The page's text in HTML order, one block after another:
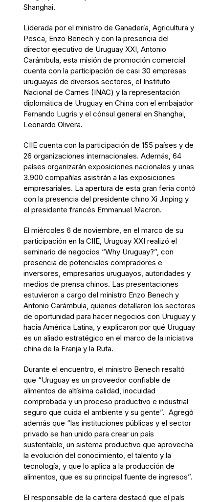
Shanghai.
Liderada por el ministro de Ganadería, Agricultura y
Pesca, Enzo Benech y con la presencia del
director ejecutivo de Uruguay XXI, Antonio
Carámbula, esta misión de promoción comercial
cuenta con la participación de casi 30 empresas
uruguayas de diversos sectores, el Instituto
Nacional de Carnes (INAC) y la representación
diplomática de Uruguay en China con el embajador
Fernando Lugris y el cónsul general en Shanghai,
Leonardo Olivera.
CIIE cuenta con la participación de 155 países y de
26 organizaciones internacionales. Además, 64
países organizarán exposiciones nacionales y unas
3.900 compañías asistirán a las exposiciones
empresariales. La apertura de esta gran feria contó
con la presencia del presidente chino Xi Jinping y
el presidente francés Emmanuel Macron.
El miércoles 6 de noviembre, en el marco de su
participación en la CIIE, Uruguay XXI realizó el
seminario de negocios “Why Uruguay?”, con
presencia de potenciales compradores e
inversores, empresarios uruguayos, autoridades y
medios de prensa chinos. Las presentaciones
estuvieron a cargo del ministro Enzo Benech y
Antonio Carámbula, quienes detallaron los sectores
de oportunidad para hacer negocios con Uruguay y
hacia América Latina, y explicaron por qué Uruguay
es un aliado estratégico en el marco de la iniciativa
china de la Franja y la Ruta.
Durante el encuentro, el ministro Benech resaltó
que “Uruguay es un proveedor confiable de
alimentos de altísima calidad, inocuidad
comprobada y un proceso productivo e industrial
seguro que cuida el ambiente y su gente”. Agregó
además que “las instituciones públicas y el sector
privado se han unido para crear un país
sustentable, un sistema productivo que aprovecha
la evolución del conocimiento, el talento y la
tecnología, y que lo aplica a la producción de
alimentos, que es su principal fuente de ingresos”.
El responsable de la cartera destacó que el país